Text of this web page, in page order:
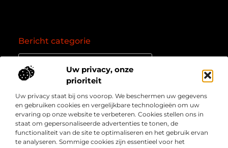
Uw privacy, onze
prioriteit
Uw privacy staat bij ons voorop. We beschermen uw gegevens
en gebruiken cookies en vergelijkbare technologieën om uw
ervaring op onze website te verbeteren. Cookies stellen ons in
staat om gepersonaliseerde advertenties te tonen, de
functionaliteit van de site te optimaliseren en het gebruik ervan
te analyseren. Sommige cookies zijn essentieel voor het
Over
Bedrijf
” Jouw bron voor kennis, inzichten en inspiratie “
Laat je meenemen in diepgaande content, slimme tips
en waardevolle inzichten die je blik verruimen. Welkom
Onze informatie
Bericht categorie